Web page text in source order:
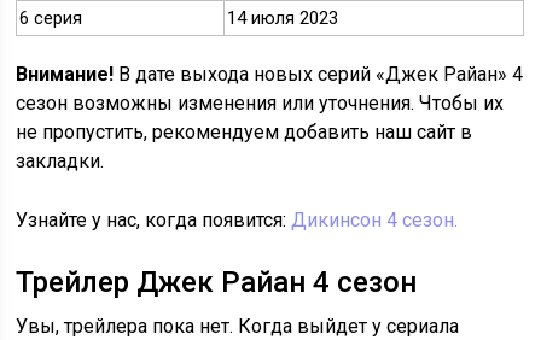
6 серия
14 июля 2023
Внимание! В дате выхода новых серий «Джек Райан» 4
сезон возможны изменения или уточнения. Чтобы их
не пропустить, рекомендуем добавить наш сайт в
закладки.
Узнайте у нас, когда появится:Дикинсон 4 сезон.
Трейлер Джек Райан 4 сезон
Увы, трейлера пока нет. Когда выйдет у сериала